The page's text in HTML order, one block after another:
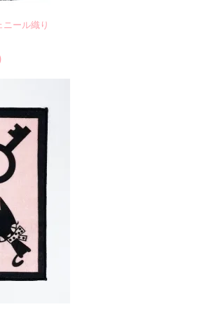
ール織り